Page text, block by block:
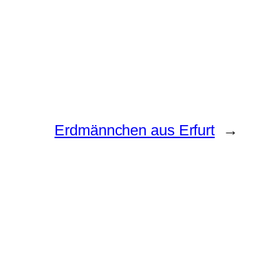
Erdmännchen aus Erfurt →